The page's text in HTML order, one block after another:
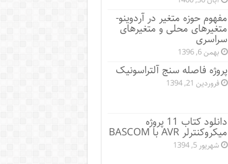
مفهوم حوزه متغیر در آردوینو-
متغیرهای محلی و متغیرهای
سراسری
بهمن 6, 1396
پروژه فاصله سنج آلتراسونیک
فروردین 21, 1394
دانلود کتاب 11 پروژه
میکروکنترلر AVR با BASCOM
شهریور 5, 1394